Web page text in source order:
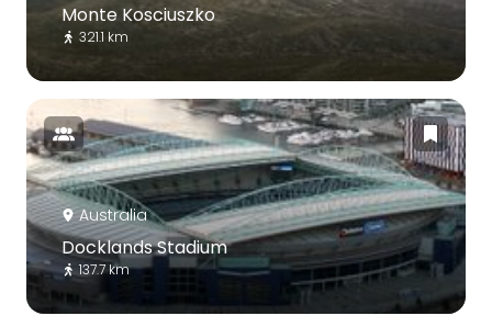
Monte Kosciuszko
321.1 km
Australia
Docklands Stadium
137.7 km